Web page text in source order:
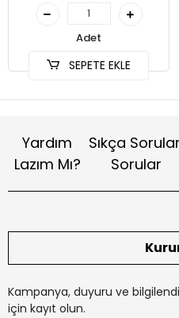
Adet
SEPETE EKLE
Yardım
Lazım Mı?
Sıkça
Sorular
Kampanya, duyuru ve
için kayıt olun.